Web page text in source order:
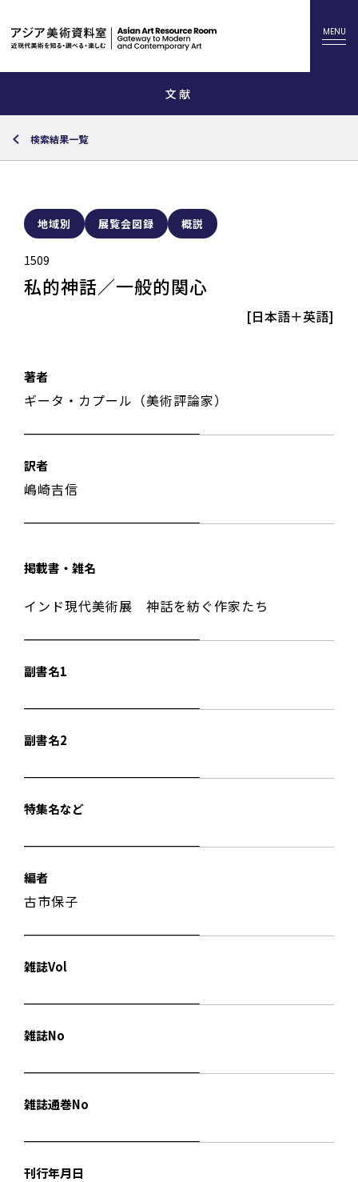
文献
検索結果一覧
地域別 展覧会図録 概説
1509
私的神話／一般的関心
[日本語＋英語]
著者
ギータ・カプール（美術評論家）
訳者
嶋崎吉信
掲載書・雑名
インド現代美術展 神話を紡ぐ作家たち
副書名1
副書名2
特集名など
編者
古市保子
雑誌Vol
雑誌No
雑誌通巻No
刊行年月日